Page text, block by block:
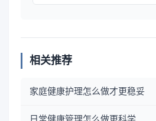
相关推荐
家庭健康护理怎么做才更稳妥